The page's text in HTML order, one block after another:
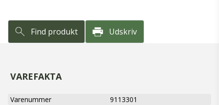
Find produkt Udskriv
VAREFAKTA
Varenummer
9113301